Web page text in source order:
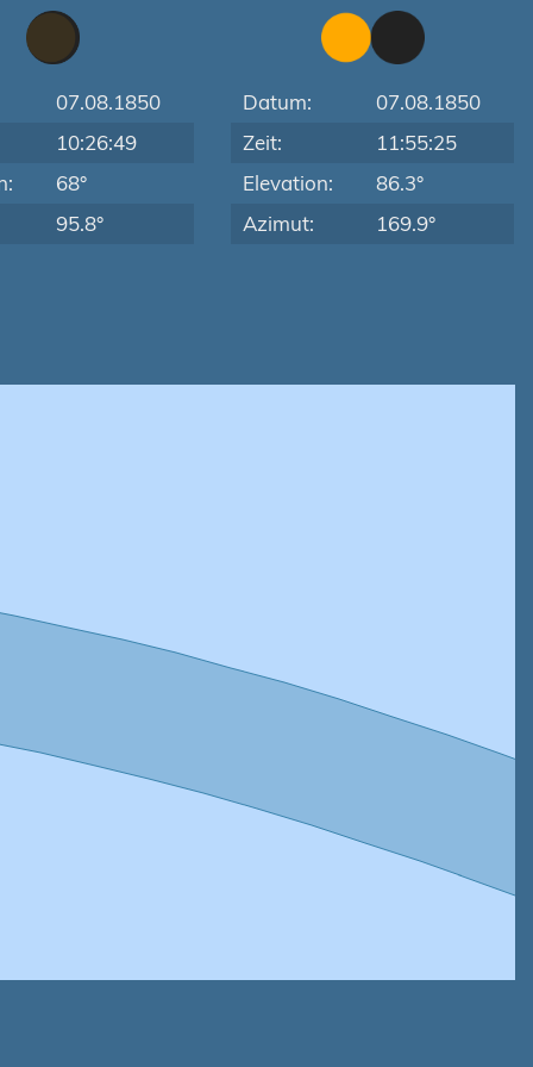
07.08.1850
10:26:49
68°
95.8°
Datum:
07.08.1850
Zeit:
11:55:25
Elevation:
86.3°
Azimut:
169.9°